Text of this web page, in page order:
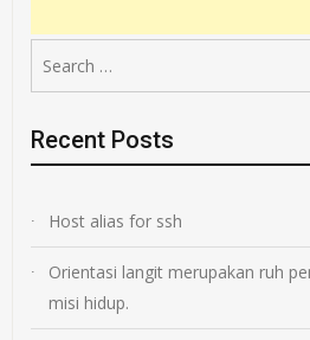
for:
Recent Posts
Host alias for ssh
Orientasi langit merupakan ruh
misi hidup.